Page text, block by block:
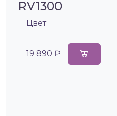
RV1300
Цвет
19 890 ₽